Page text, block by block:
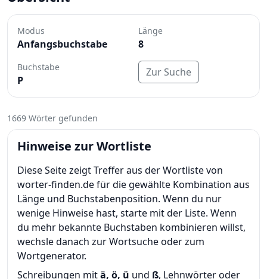
Modus
Anfangsbuchstabe
Länge
8
Buchstabe
P
Zur Suche
1669 Wörter gefunden
Hinweise zur Wortliste
Diese Seite zeigt Treffer aus der Wortliste von
worter-finden.de für die gewählte Kombination aus
Länge und Buchstabenposition. Wenn du nur
wenige Hinweise hast, starte mit der Liste. Wenn
du mehr bekannte Buchstaben kombinieren willst,
wechsle danach zur Wortsuche oder zum
Wortgenerator.
Schreibungen mitä, ö, ü und ß, Lehnwörter oder